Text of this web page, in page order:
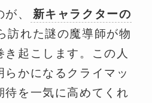
、
新キャラクターの
訪れた謎の魔導師が物
起こします。この人
かになるクライマッ
待を一気に高めてくれ